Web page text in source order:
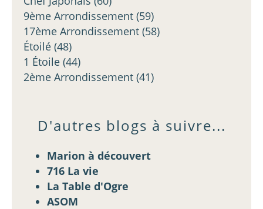
9ème Arrondissement (59)
17ème Arrondissement (58)
Étoilé (48)
1 Étoile (44)
2ème Arrondissement (41)
D'autres blogs à suivre...
Marion à découvert
716 La vie
La Table d'Ogre
ASOM